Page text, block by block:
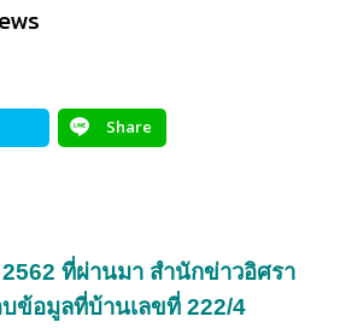
Share
ที่ผ่านมา สำนักข่าวอิศรา
บข้อมูลที่บ้านเลขที่ 222/4